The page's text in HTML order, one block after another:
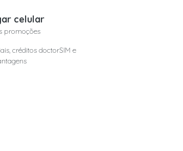
celular
promoções
créditos doctorSIM e